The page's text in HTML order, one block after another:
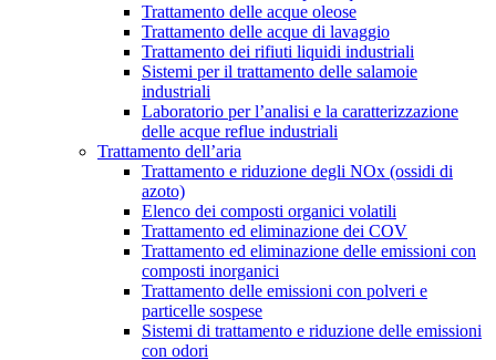
Trattamento delle acque oleose
Trattamento delle acque di lavaggio
Trattamento dei rifiuti liquidi industriali
Sistemi per il trattamento delle salamoie
industriali
Laboratorio per l’analisi e la caratterizzazione
delle acque reflue industriali
Trattamento dell’aria
Trattamento e riduzione degli NOx (ossidi di
azoto)
Elenco dei composti organici volatili
Trattamento ed eliminazione dei COV
Trattamento ed eliminazione delle emissioni con
composti inorganici
Trattamento delle emissioni con polveri e
particelle sospese
Sistemi di trattamento e riduzione delle emissioni
con odori